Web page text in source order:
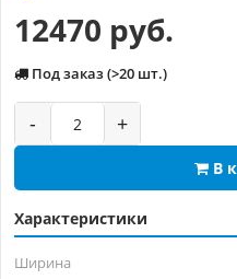
12470 руб.
Под заказ (>20 шт.)
- +
В
Характеристики
Ширина